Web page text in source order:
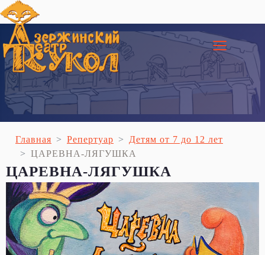
Главная Репертуар
Детям от 7 до 12 лет
ЦАРЕВНА-ЛЯГУШКА
ЦАРЕВНА-ЛЯГУШКА
≡